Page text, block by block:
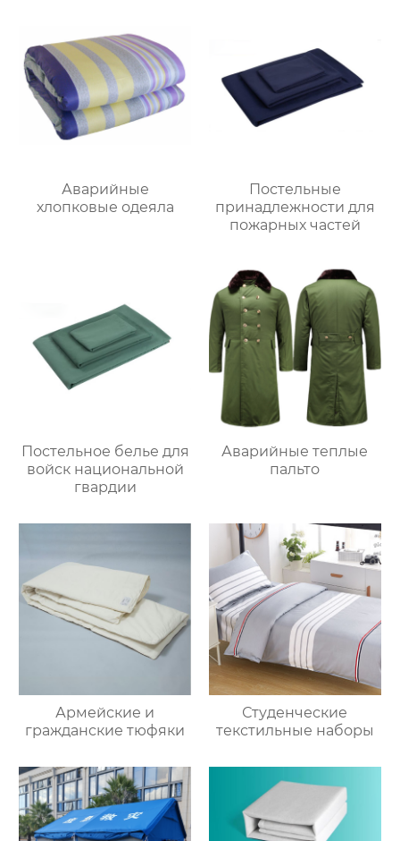
Аварийные
хлопковые одеяла
Постельные
принадлежности для
пожарных частей
Постельное белье для
войск национальной
гвардии
Аварийные теплые
пальто
Армейские и
гражданские тюфяки
Студенческие
текстильные наборы